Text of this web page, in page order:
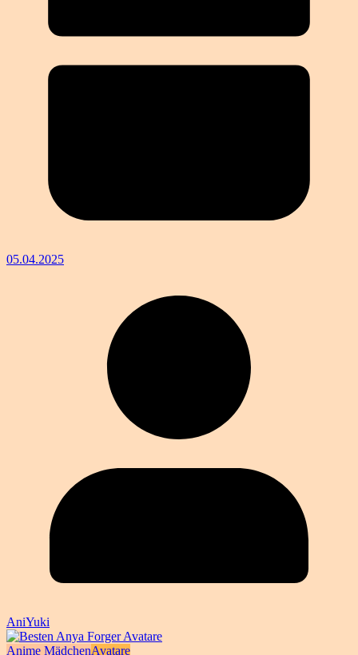
05.04.2025
AniYuki
Anime MädchenAvatare